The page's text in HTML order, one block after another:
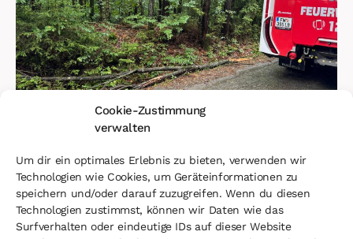
Cookie-Zustimmung
verwalten
Um dir ein optimales Erlebnis zu bieten, verwenden wir
Technologien wie Cookies, um Geräteinformationen zu
speichern und/oder darauf zuzugreifen. Wenn du diesen
Technologien zustimmst, können wir Daten wie das
Surfverhalten oder eindeutige IDs auf dieser Website
EINSATZ 9. Juli 2025
Baumbergung am Altenberg